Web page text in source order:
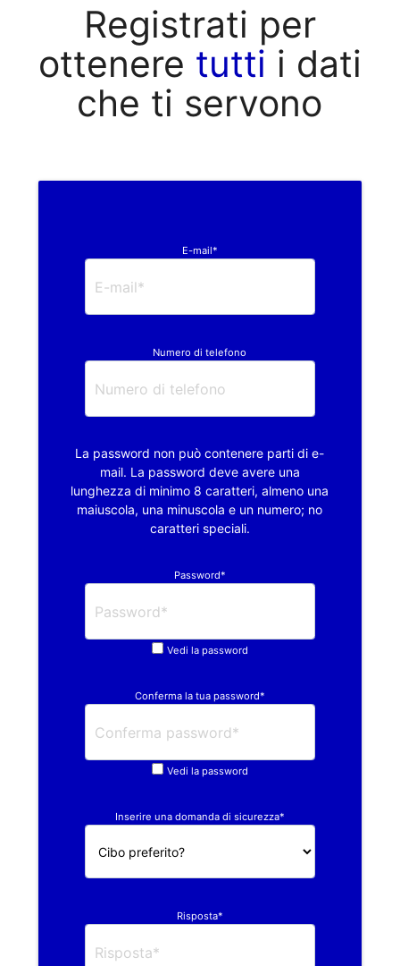
Registrati per
ottenere tutti i dati
che ti servono
E-mail*
Numero di telefono
La password non può contenere parti di e-
mail. La password deve avere una
lunghezza di minimo 8 caratteri, almeno una
maiuscola, una minuscola e un numero; no
caratteri speciali.
Password*
Vedi la password
Conferma la tua password*
Vedi la password
Inserire una domanda di sicurezza*
Risposta*